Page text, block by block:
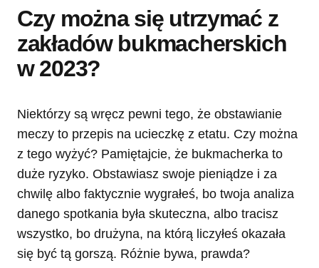
Czy można się utrzymać z
zakładów bukmacherskich
w 2023?
Niektórzy są wręcz pewni tego, że obstawianie
meczy to przepis na ucieczkę z etatu. Czy można
z tego wyżyć? Pamiętajcie, że bukmacherka to
duże ryzyko. Obstawiasz swoje pieniądze i za
chwilę albo faktycznie wygrałeś, bo twoja analiza
danego spotkania była skuteczna, albo tracisz
wszystko, bo drużyna, na którą liczyłeś okazała
się być tą gorszą. Różnie bywa, prawda?